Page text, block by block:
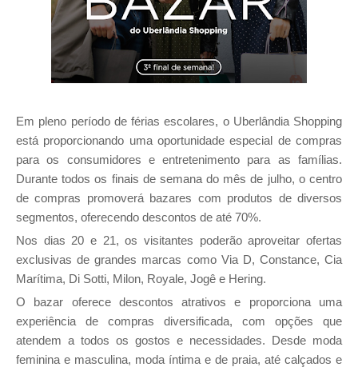
Em pleno período de férias escolares, o Uberlândia Shopping
está proporcionando uma oportunidade especial de compras
para os consumidores e entretenimento para as famílias.
Durante todos os finais de semana do mês de julho, o centro
de compras promoverá bazares com produtos de diversos
segmentos, oferecendo descontos de até 70%.
Nos dias 20 e 21, os visitantes poderão aproveitar ofertas
exclusivas de grandes marcas como Via D, Constance, Cia
Marítima, Di Sotti, Milon, Royale, Jogê e Hering.
O bazar oferece descontos atrativos e proporciona uma
experiência de compras diversificada, com opções que
atendem a todos os gostos e necessidades. Desde moda
feminina e masculina, moda íntima e de praia, até calçados e